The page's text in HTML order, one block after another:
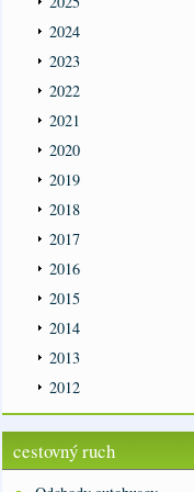
2024
2023
2022
2021
2020
2019
2018
2017
2016
2015
2014
2013
2012
cestovný ruch